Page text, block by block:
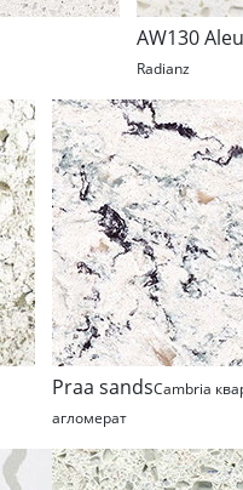
AW130
Radianz
Praa sandsCambria
агломерат